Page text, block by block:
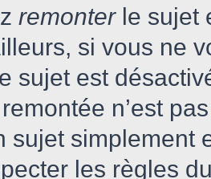
remonterle sujet
si vous ne
sujet est
n’est
sujet simplement
les règles